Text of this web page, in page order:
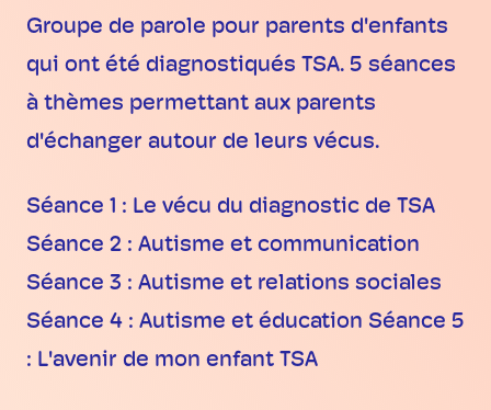
Groupe de parole pour parents d'enfants
qui ont été diagnostiqués TSA. 5 séances
à thèmes permettant aux parents
d'échanger autour de leurs vécus.
Séance 1 : Le vécu du diagnostic de TSA
Séance 2 : Autisme et communication
Séance 3 : Autisme et relations sociales
Séance 4 : Autisme et éducation Séance 5
: L'avenir de mon enfant TSA